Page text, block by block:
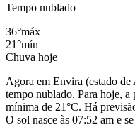
Tempo nublado
36°máx
21°mín
Chuva hoje
Agora em Envira (estado de
tempo nublado. Para hoje,
mínima de 21°C. Há
O sol nasce às 07:52 am e